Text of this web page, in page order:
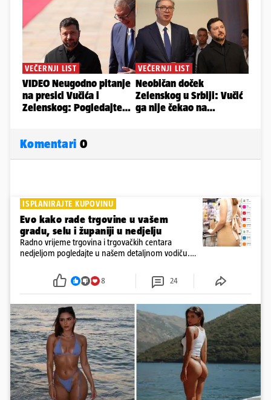
Komentari 0
ISPLANIRAJTE KUPOVINU
Evo kako rade trgovine u vašem
gradu, selu i županiji u nedjelju
Radno vrijeme trgovina i trgovačkih centara
nedjeljom pogledajte u našem detaljnom vodiču.
i šoping centri sami biraju koje će to nedjelje biti
8 24